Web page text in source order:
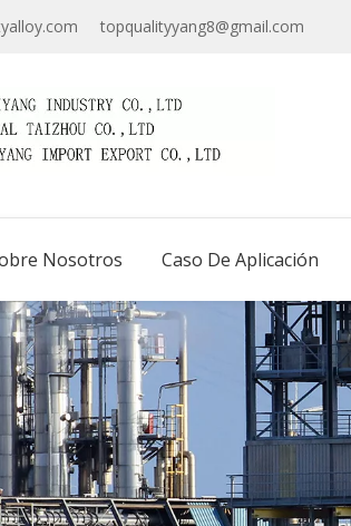
topqualityyang8@gmail.com
Nosotros Caso De Aplicación